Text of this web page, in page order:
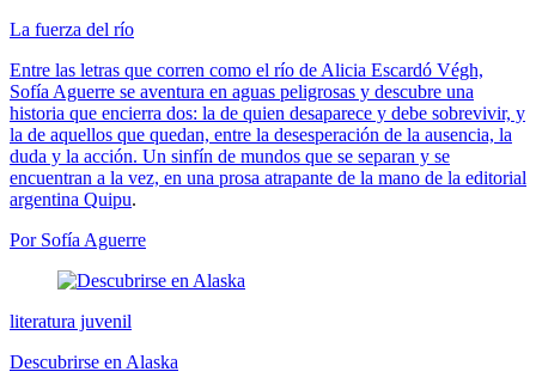
La fuerza del río
Entre las letras que corren como el río de Alicia Escardó Végh,
Sofía Aguerre se aventura en aguas peligrosas y descubre una
historia que encierra dos: la de quien desaparece y debe sobrevivir, y
la de aquellos que quedan, entre la desesperación de la ausencia, la
duda y la acción. Un sinfín de mundos que se separan y se
encuentran a la vez, en una prosa atrapante de la mano de la editorial
argentina Quipu.
Por Sofía Aguerre
literatura juvenil
Descubrirse en Alaska